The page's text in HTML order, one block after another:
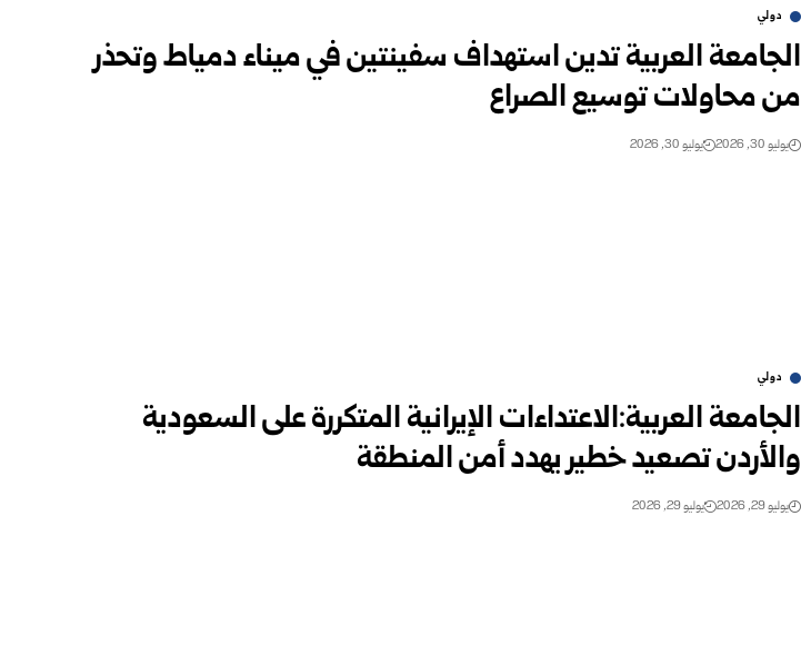
دولي
الجامعة العربية تدين استهداف سفينتين في ميناء دمياط وتحذر
من محاولات توسيع الصراع
يوليو 30, 2026 يوليو 30, 2026
دولي
الجامعة العربية:الاعتداءات الإيرانية المتكررة على السعودية
والأردن تصعيد خطير يهدد أمن المنطقة
يوليو 29, 2026 يوليو 29, 2026